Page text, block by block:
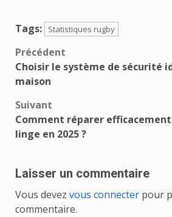
Tags: Statistiques rugby
Navigation
d’article
Précédent
Choisir le système de sécurité
maison
Suivant
Comment réparer
linge en 2025 ?
Laisser un commentaire
Vous devez vous connecter pour
commentaire.